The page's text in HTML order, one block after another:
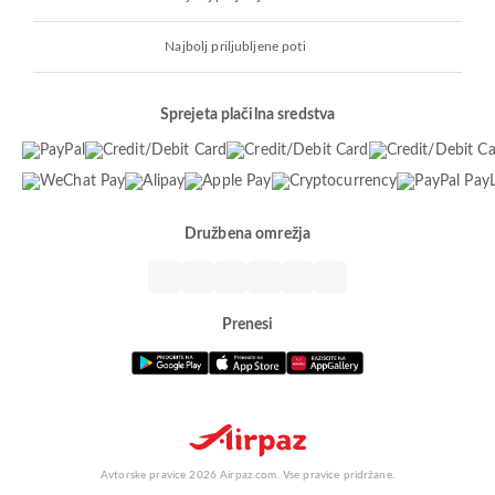
Najbolj priljubljene poti
Sprejeta plačilna sredstva
Družbena omrežja
Prenesi
Avtorske pravice 2026 Airpaz.com. Vse pravice pridržane.